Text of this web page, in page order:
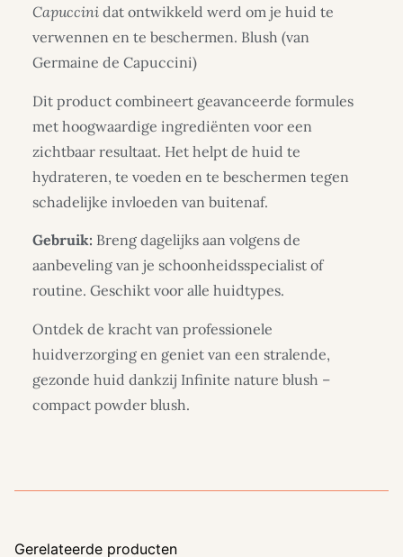
Capuccini dat ontwikkeld werd om je huid te
verwennen en te beschermen. Blush (van
Germaine de Capuccini)
Dit product combineert geavanceerde formules
met hoogwaardige ingrediënten voor een
zichtbaar resultaat. Het helpt de huid te
hydrateren, te voeden en te beschermen tegen
schadelijke invloeden van buitenaf.
Gebruik: Breng dagelijks aan volgens de
aanbeveling van je schoonheidsspecialist of
routine. Geschikt voor alle huidtypes.
Ontdek de kracht van professionele
huidverzorging en geniet van een stralende,
gezonde huid dankzij Infinite nature blush –
compact powder blush.
Gerelateerde producten